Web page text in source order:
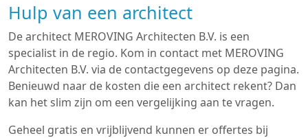
Hulp van een architect
De architect MEROVING Architecten B.V. is een
specialist in de regio. Kom in contact met MEROVING
Architecten B.V. via de contactgegevens op deze pagina.
Benieuwd naar de kosten die een architect rekent? Dan
kan het slim zijn om een vergelijking aan te vragen.
Geheel gratis en vrijblijvend kunnen er offertes bij